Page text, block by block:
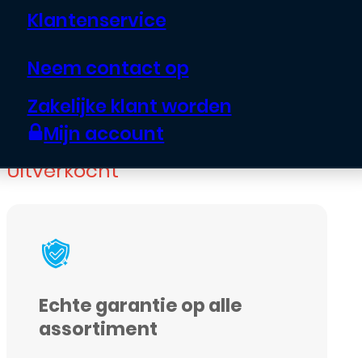
Klantenservice
Neem contact op
Zakelijke klant worden
Mijn account
€133,95
Uitverkocht
Echte garantie op alle
assortiment